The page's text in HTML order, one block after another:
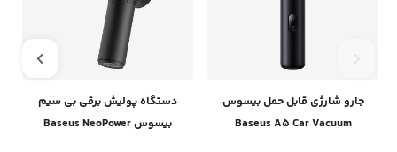
جارو شارژی قابل حمل بیسوس
Baseus A5 Car Vacuum
دستگاه پولیش برقی بی سیم
بیسوس Baseus NeoPower